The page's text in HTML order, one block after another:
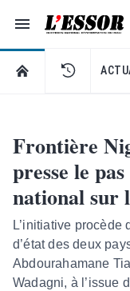
Navigation
L'Essor
RETOUR À LA PAGE
Frontière
presse le
national sur
L’initiative
d’état des deux
Abdourahamane
Wadagni, à l’issue